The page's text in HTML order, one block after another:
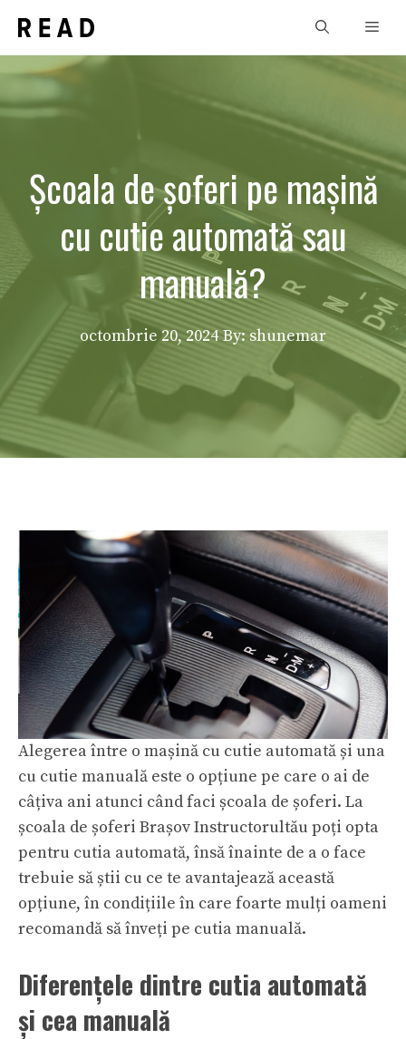
conținut
Școala de șoferi pe mașină
cu cutie automată sau
manuală?
octombrie 20, 2024 By: shunemar
Alegerea între o mașină cu cutie automată și una
cu cutie manuală este o opțiune pe care o ai de
câțiva ani atunci când faci școala de șoferi. La
școala de șoferi BrașovInstructorultău poți opta
pentru cutia automată, însă înainte de a o face
trebuie să știi cu ce te avantajează această
opțiune, în condițiile în care foarte mulți oameni
recomandă să înveți pe cutia manuală.
Diferențele dintre cutia automată
și cea manuală